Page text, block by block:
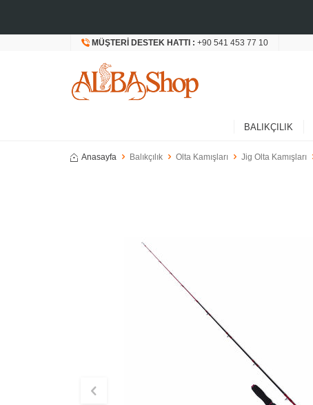
MÜŞTERI DESTEK HATTI : +90 541 453 77 10
BALIKÇILIK
Anasayfa Balıkçılık Olta Kamışları Jig Olta Kamışları